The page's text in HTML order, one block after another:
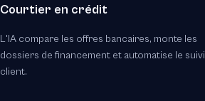
Courtier en crédit
L'IA compare les offres bancaires, monte les
dossiers de financement et automatise le suivi
client.